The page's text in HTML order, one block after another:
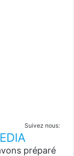
Suivez nous:
préparé